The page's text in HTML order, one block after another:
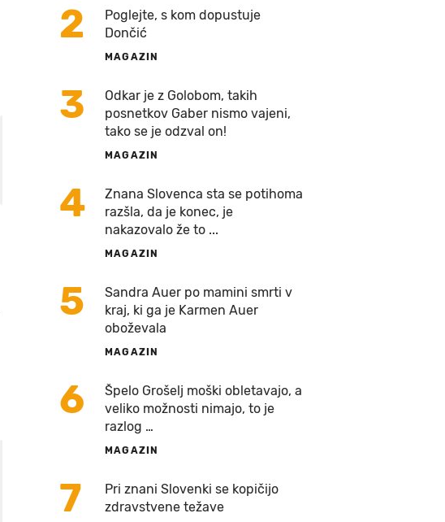
2
Poglejte, s kom dopustuje
Dončić
MAGAZIN
3
Odkar je z Golobom, takih
posnetkov Gaber nismo vajeni,
tako se je odzval on!
MAGAZIN
4
Znana Slovenca sta se potihoma
razšla, da je konec, je
nakazovalo že to ...
MAGAZIN
5
Sandra Auer po mamini smrti v
kraj, ki ga je Karmen Auer
oboževala
MAGAZIN
6
Špelo Grošelj moški obletavajo, a
veliko možnosti nimajo, to je
razlog …
MAGAZIN
7
Pri znani Slovenki se kopičijo
zdravstvene težave